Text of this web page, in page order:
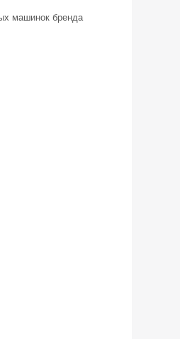
машинок бренда